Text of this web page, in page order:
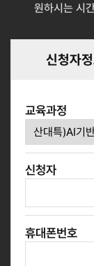
원하시는 시
신청자
교육과정
신청자
휴대폰번호